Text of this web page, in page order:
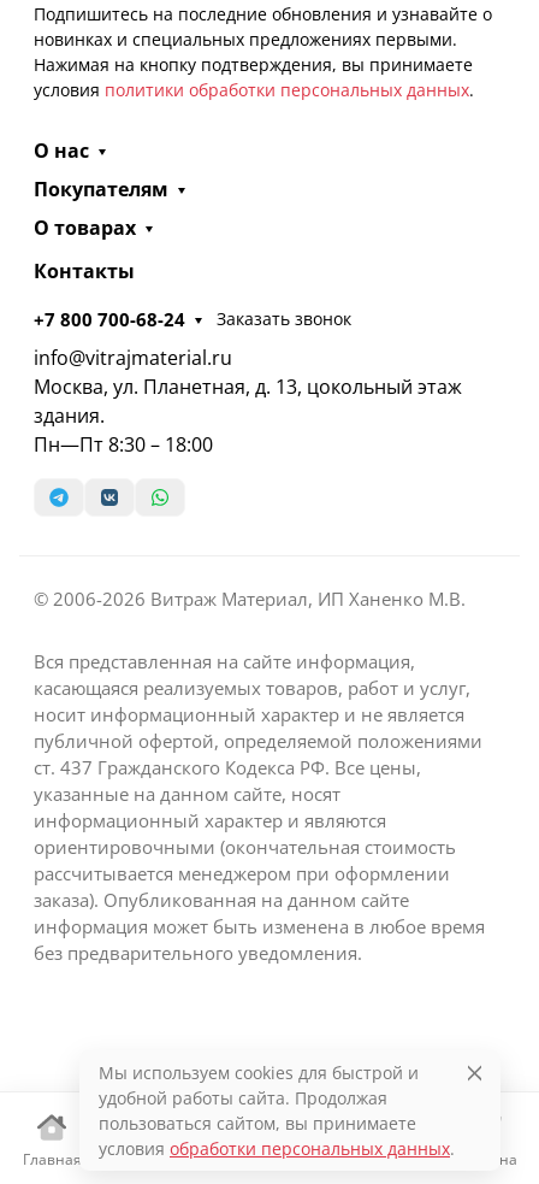
Главная Каталог Избранное Корзина
Подпишитесь на последние обновления и узнавайте о
новинках и специальных предложениях первыми.
Нажимая на кнопку подтверждения, вы принимаете
условия политики обработки персональных данных.
О нас
Покупателям
О товарах
Контакты
+7 800 700-68-24 Заказать звонок
info@vitrajmaterial.ru
Москва, ул. Планетная, д. 13, цокольный этаж
здания.
Пн—Пт 8:30 – 18:00
© 2006-2026 Витраж Материал, ИП Ханенко М.В.
Вся представленная на сайте информация,
касающаяся реализуемых товаров, работ и услуг,
носит информационный характер и не является
публичной офертой, определяемой положениями
ст. 437 Гражданского Кодекса РФ. Все цены,
указанные на данном сайте, носят
информационный характер и являются
ориентировочными (окончательная стоимость
рассчитывается менеджером при оформлении
заказа). Опубликованная на данном сайте
информация может быть изменена в любое время
без предварительного уведомления.
Мы используем cookies для быстрой и
удобной работы сайта. Продолжая
пользоваться сайтом, вы принимаете
условия обработки персональных данных.